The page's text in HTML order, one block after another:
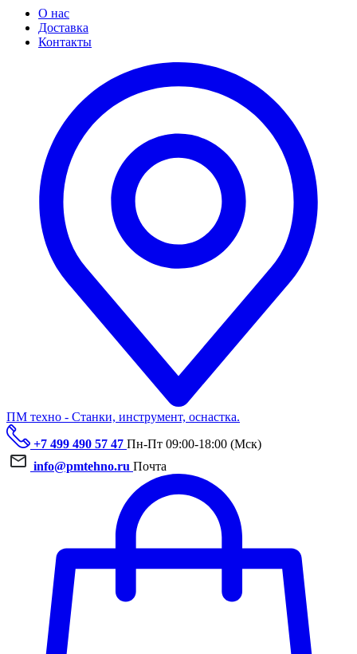
О нас
Доставка
Контакты
ПМ техно - Станки, инструмент, оснастка.
+7 499 490 57 47 Пн-Пт 09:00-18:00 (Мск)
info@pmtehno.ru Почта